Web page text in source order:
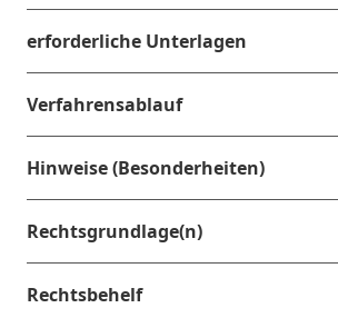
erforderliche Unterlagen
Verfahrensablauf
Hinweise (Besonderheiten)
Rechtsgrundlage(n)
Rechtsbehelf